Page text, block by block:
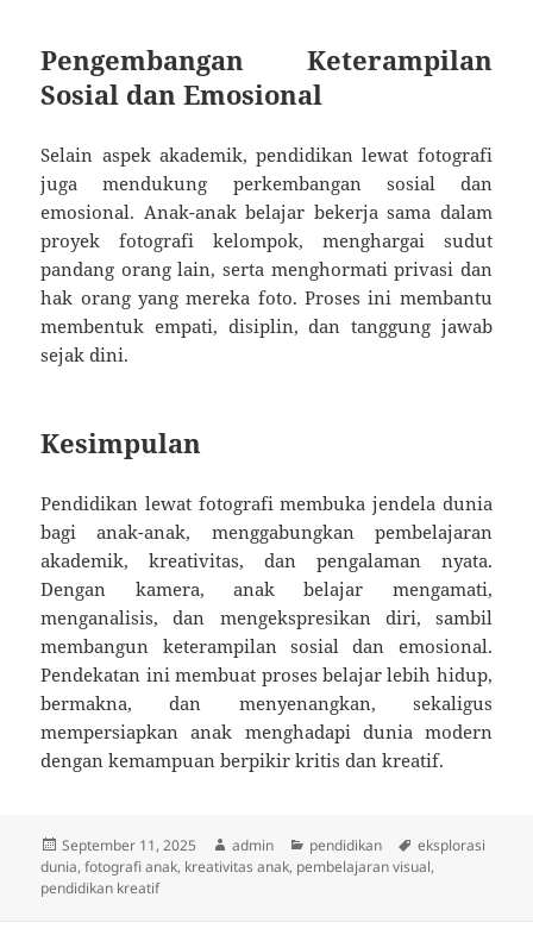
Pengembangan Keterampilan
Sosial dan Emosional
Selain aspek akademik, pendidikan lewat fotografi
juga mendukung perkembangan sosial dan
emosional. Anak-anak belajar bekerja sama dalam
proyek fotografi kelompok, menghargai sudut
pandang orang lain, serta menghormati privasi dan
hak orang yang mereka foto. Proses ini membantu
membentuk empati, disiplin, dan tanggung jawab
sejak dini.
Kesimpulan
Pendidikan lewat fotografi membuka jendela dunia
bagi anak-anak, menggabungkan pembelajaran
akademik, kreativitas, dan pengalaman nyata.
Dengan kamera, anak belajar mengamati,
menganalisis, dan mengekspresikan diri, sambil
membangun keterampilan sosial dan emosional.
Pendekatan ini membuat proses belajar lebih hidup,
bermakna, dan menyenangkan, sekaligus
mempersiapkan anak menghadapi dunia modern
dengan kemampuan berpikir kritis dan kreatif.
Posted
on
September 11, 2025 Author
admin Categories
pendidikan Tags
eksplorasi
dunia,fotografi anak, kreativitas anak, pembelajaran visual,
pendidikan kreatif